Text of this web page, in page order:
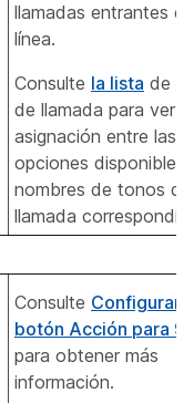
llamadas entrantes
línea.
Consulte la lista de
de llamada para ver la
asignación entre las
opciones disponibles
nombres de tonos de
llamada
Consulte Configurar
botón Acción para
para obtener más
información.